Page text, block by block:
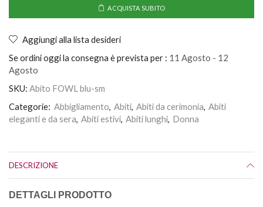
ACQUISTA SUBITO
Aggiungi alla lista desideri
Se ordini oggi la consegna è prevista per : 11 Agosto - 12
Agosto
SKU: Abito FOWL blu-sm
Categorie: Abbigliamento, Abiti, Abiti da cerimonia, Abiti
eleganti e da sera, Abiti estivi, Abiti lunghi, Donna
DESCRIZIONE
DETTAGLI PRODOTTO